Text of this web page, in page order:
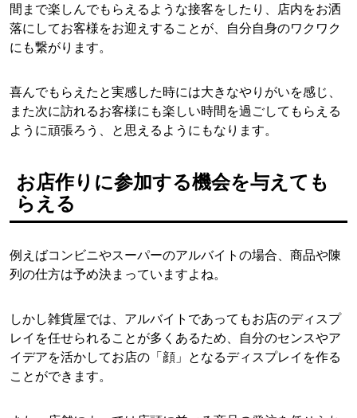
間まで楽しんでもらえるような接客をしたり、店内をお洒
落にしてお客様をお迎えすることが、自分自身のワクワク
にも繋がります。
喜んでもらえたと実感した時には大きなやりがいを感じ、
また次に訪れるお客様にも楽しい時間を過ごしてもらえる
ように頑張ろう、と思えるようにもなります。
お店作りに参加する機会を与えても
らえる
例えばコンビニやスーパーのアルバイトの場合、商品や陳
列の仕方は予め決まっていますよね。
しかし雑貨屋では、アルバイトであってもお店のディスプ
レイを任せられることが多くあるため、自分のセンスやア
イデアを活かしてお店の「顔」となるディスプレイを作る
ことができます。